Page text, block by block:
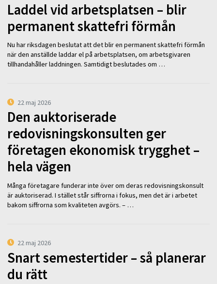
Laddel vid arbetsplatsen – blir
permanent skattefri förmån
Nu har riksdagen beslutat att det blir en permanent skattefri förmån
när den anställde laddar el på arbetsplatsen, om arbetsgivaren
tillhandahåller laddningen. Samtidigt beslutades om …
22 maj 2026
Den auktoriserade
redovisningskonsulten ger
företagen ekonomisk trygghet –
hela vägen
Många företagare funderar inte över om deras redovisningskonsult
är auktoriserad. I stället står siffrorna i fokus, men det är i arbetet
bakom siffrorna som kvaliteten avgörs. – …
22 maj 2026
Snart semestertider – så planerar
du rätt